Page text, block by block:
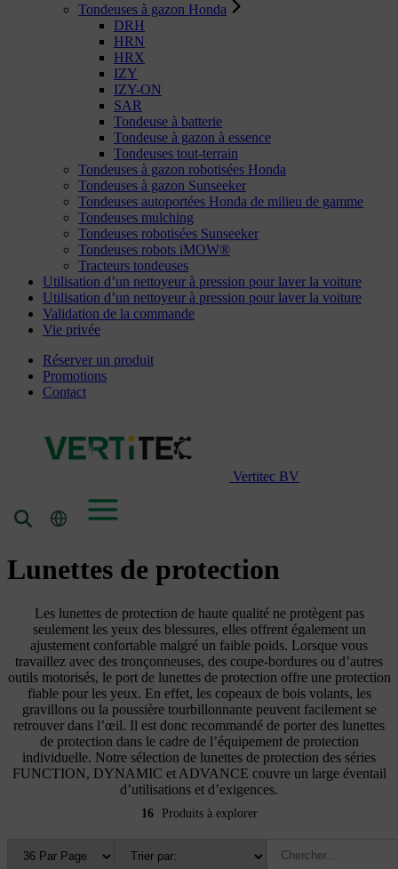
Tondeuses à gazon Honda
DRH
HRN
HRX
IZY
IZY-ON
SAR
Tondeuse à batterie
Tondeuse à gazon à essence
Tondeuses tout-terrain
Tondeuses à gazon robotisées Honda
Tondeuses à gazon Sunseeker
Tondeuses autoportées Honda de milieu de gamme
Tondeuses mulching
Tondeuses robotisées Sunseeker
Tondeuses robots iMOW®
Tracteurs tondeuses
Utilisation d’un nettoyeur à pression pour laver la voiture
Utilisation d’un nettoyeur à pression pour laver la voiture
Validation de la commande
Vie privée
Réserver un produit
Promotions
Contact
Vertitec BV
Lunettes de protection
Les lunettes de protection de haute qualité ne protègent pas
seulement les yeux des blessures, elles offrent également un
ajustement confortable malgré un faible poids. Lorsque vous
travaillez avec des tronçonneuses, des coupe-bordures ou d’autres
outils motorisés, le port de lunettes de protection offre une protection
fiable pour les yeux. En effet, les copeaux de bois volants, les
gravillons ou la poussière tourbillonnante peuvent facilement se
retrouver dans l’œil. Il est donc recommandé de porter des lunettes
de protection dans le cadre de l’équipement de protection
individuelle. Notre sélection de lunettes de protection des séries
FUNCTION, DYNAMIC et ADVANCE couvre un large éventail
d’utilisations et d’exigences.
16 Produits à explorer